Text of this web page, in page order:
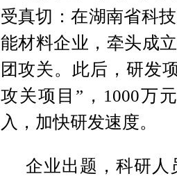
受真切：在湖南省科
能材料企业，牵头成
团攻关。此后，研发
攻关项目”，1000万
入，加快研发速度。
企业出题，科研人